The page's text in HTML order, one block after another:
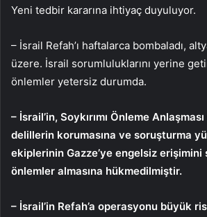
Yeni tedbir kararına ihtiyaç duyuluyor.
– İsrail Refah’ı haftalarca bombaladı,
üzere. İsrail sorumluluklarını yerine
önlemler yetersiz durumda.
– İsrail’in, Soykırımı Önleme
delillerin korumasına ve soruşturma
ekiplerinin Gazze’ye engelsiz
önlemler almasına hükmedilmiştir.
– İsrail’in Refah’a operasyonu büyük